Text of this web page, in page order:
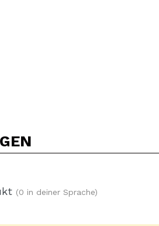
(0 in deiner Sprache)